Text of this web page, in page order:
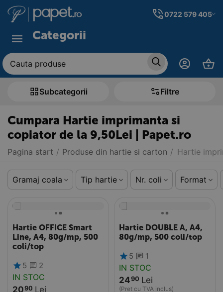
0722 579 405
Categorii
Subcategorii Filtre
Cumpara Hartie imprimanta si
copiator de la 9,50Lei | Papet.ro
Pagina start / Produse din hartie si carton / Hartie
Gramaj coala Tip hartie Nr. coli Format
Hartie OFFICE Smart
Line, A4, 80g/mp, 500
coli/top
5
2
IN STOC
2090 Lei
Hartie DOUBLE A, A4,
80g/mp, 500 coli/top
5
1
IN STOC
2490 Lei
(Pret cu TVA inclus)